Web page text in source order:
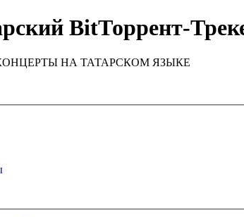
BitТоррент-
НА ТАТАРСКОМ ЯЗЫКЕ